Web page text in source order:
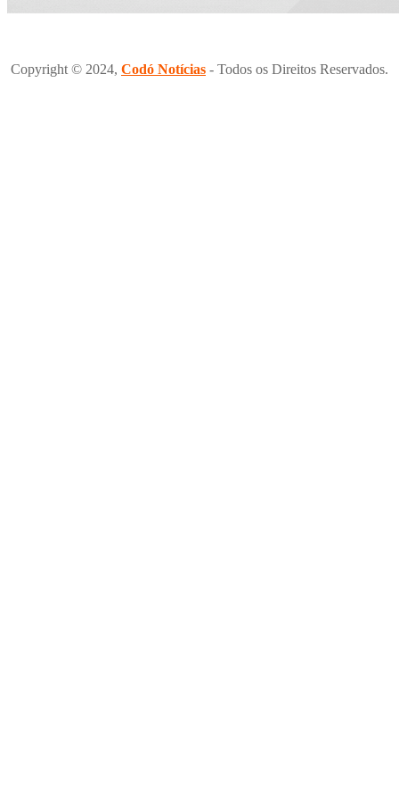
Copyright © 2024, Codó Notícias - Todos os Direitos Reservados.